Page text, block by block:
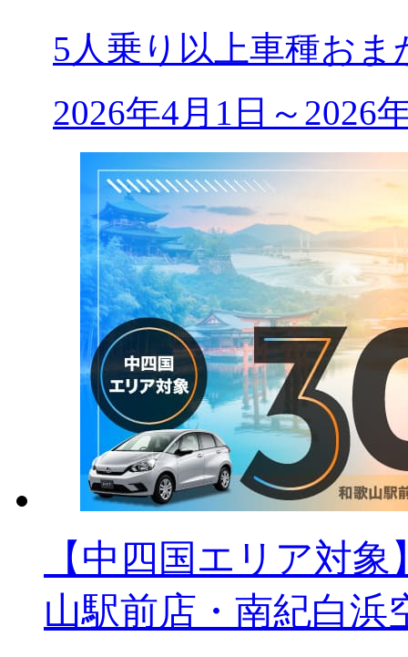
5人乗り以上車種お
2026年4月1日～2026
【中四国エリア対
山駅前店・南紀白浜